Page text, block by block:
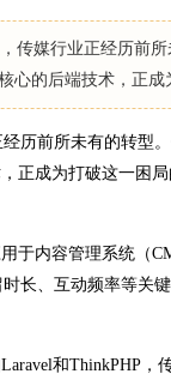
媒行业正经历前所
心的后端技术，正成
前所未有的转型
正成为打破这一困局
内容管理系统（
长、互动频率等关
和ThinkPHP，